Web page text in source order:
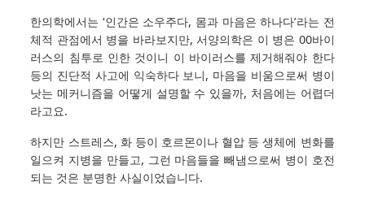
한의학에서는 ‘인간은 소우주다, 몸과 마음은 하나다’라는 전
체적 관점에서 병을 바라보지만, 서양의학은 이 병은 00바이
러스의 침투로 인한 것이니 이 바이러스를 제거해줘야 한다
등의 진단적 사고에 익숙하다 보니, 마음을 비움으로써 병이
낫는 메커니즘을 어떻게 설명할 수 있을까, 처음에는 어렵더
라고요.
하지만 스트레스, 화 등이 호르몬이나 혈압 등 생체에 변화를
일으켜 지병을 만들고, 그런 마음들을 빼냄으로써 병이 호전
되는 것은 분명한 사실이었습니다.